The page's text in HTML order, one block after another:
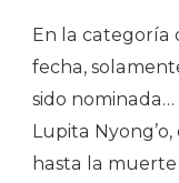
En la categoría
fecha,
sido nominada…
Lupita
hasta la